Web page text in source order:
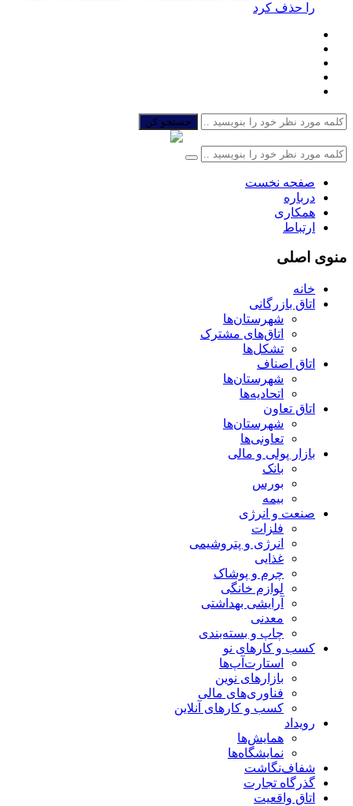
را حذف کرد
جستجو کن
صفحه نخست
درباره
همکاری
ارتباط
منوی اصلی
خانه
اتاق بازرگانی
شهرستان‌ها
اتاق‌های مشترک
تشکل‌ها
اتاق اصناف
شهرستان‌ها
اتحادیه‌ها
اتاق تعاون
شهرستان‌ها
تعاونی‌ها
بازار پولی و مالی
بانک
بورس
بیمه
صنعت و انرژی
فلزات
انرژی و پتروشیمی
غذایی
چرم و پوشاک
لوازم خانگی
آرایشی بهداشتی
معدنی
چاپ و بسته‌بندی
کسب و کارهای نو
استارت‌آپ‌ها
بازارهای نوین
فناوری‌های مالی
کسب و کارهای آنلاین
رویداد
همایش‌ها
نمایشگاه‌ها
شفاف‌نگاشت
گذرگاه تجارت
اتاق واقعیت